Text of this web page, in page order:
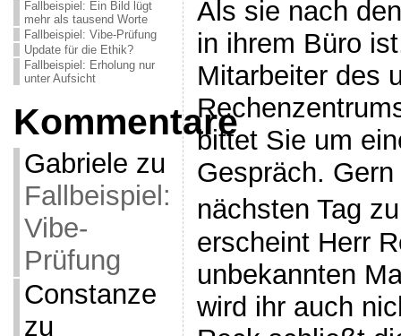
Fallbeispiel: Ein Bild lügt
mehr als tausend Worte
Fallbeispiel: Vibe-Prüfung
Update für die Ethik?
Fallbeispiel: Erholung nur
unter Aufsicht
Kommentare
Gabriele zu
Fallbeispiel:
Vibe-
Prüfung
Constanze
zu
Als sie nach
in ihrem Büro
Mitarbeiter des
bittet Sie um
Gespräch.
nächsten Tag
erscheint Herr
unbekannten
wird ihr auch